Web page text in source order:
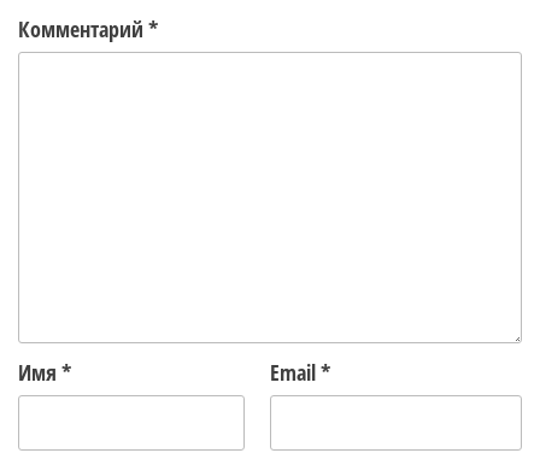
Комментарий *
Имя * Email*